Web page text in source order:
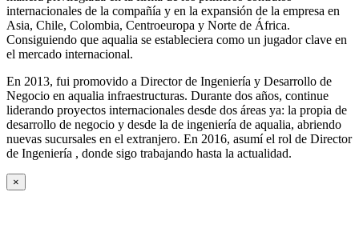
internacionales de la compañía y en la expansión de la empresa en
Asia, Chile, Colombia, Centroeuropa y Norte de África.
Consiguiendo que aqualia se estableciera como un jugador clave en
el mercado internacional.
En 2013, fui promovido a Director de Ingeniería y Desarrollo de
Negocio en aqualia infraestructuras. Durante dos años, continue
liderando proyectos internacionales desde dos áreas ya: la propia de
desarrollo de negocio y desde la de ingeniería de aqualia, abriendo
nuevas sucursales en el extranjero. En 2016, asumí el rol de Director
de Ingeniería , donde sigo trabajando hasta la actualidad.
×